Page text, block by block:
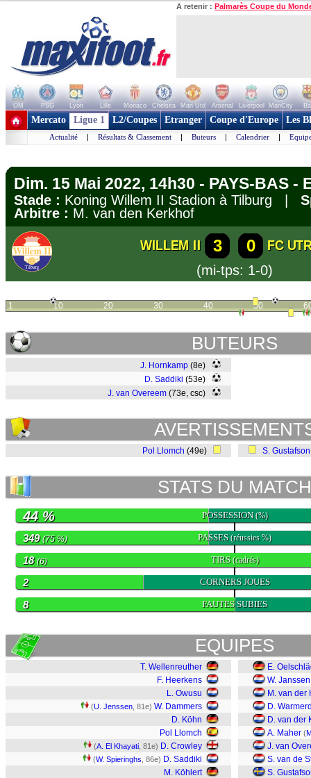
A retenir : Palmarès Coupe du
OM PSG Lyon Lille Monaco Chelsea Man Utd Arsenal Liverpool ManCity
+ de clubs
Mercato Ligue 1 L2/Coupes Etranger Coupe d'Europe Les
Actualité | Résultats & Classement | Buteurs | Calendrier |
Dim. 15 Mai 2022, 14h30 - PAYS-BAS -
Stade : Koning Willem II Stadion à Tilburg |
Arbitre : M. van den Kerkhof
WILLEM II 3 0
FC
(mi-tps: 1-0)
1 10 20 30 40 50
BUTEURS
J. Hornkamp (8e)
D. Saddiki (53e)
J. van Overeem (73e, csc)
Pol Llomch (49e) S. Gustafson
STATS DU MATCH
POSSESSION(%)
44 %
PASSES(réussies %)
349(75 %)
TIRS(cadrés)
18(6)
CORNERS JOUES
2
FAUTES SUBIES
8
EQUIPES
T. Wellenreuther
F. Heerkens
L. Owusu
(U. Jenssen , 81e) W. Dammers
D. Köhn
Pol Llomch
(A. El Khayati , 81e) D. Crowley
(W. Spieringhs , 86e) D. Saddiki
M. Köhlert
E.
W. Janssen
M. van der
D.
D. van der
A. Maher (
J. van
S. van de
S.